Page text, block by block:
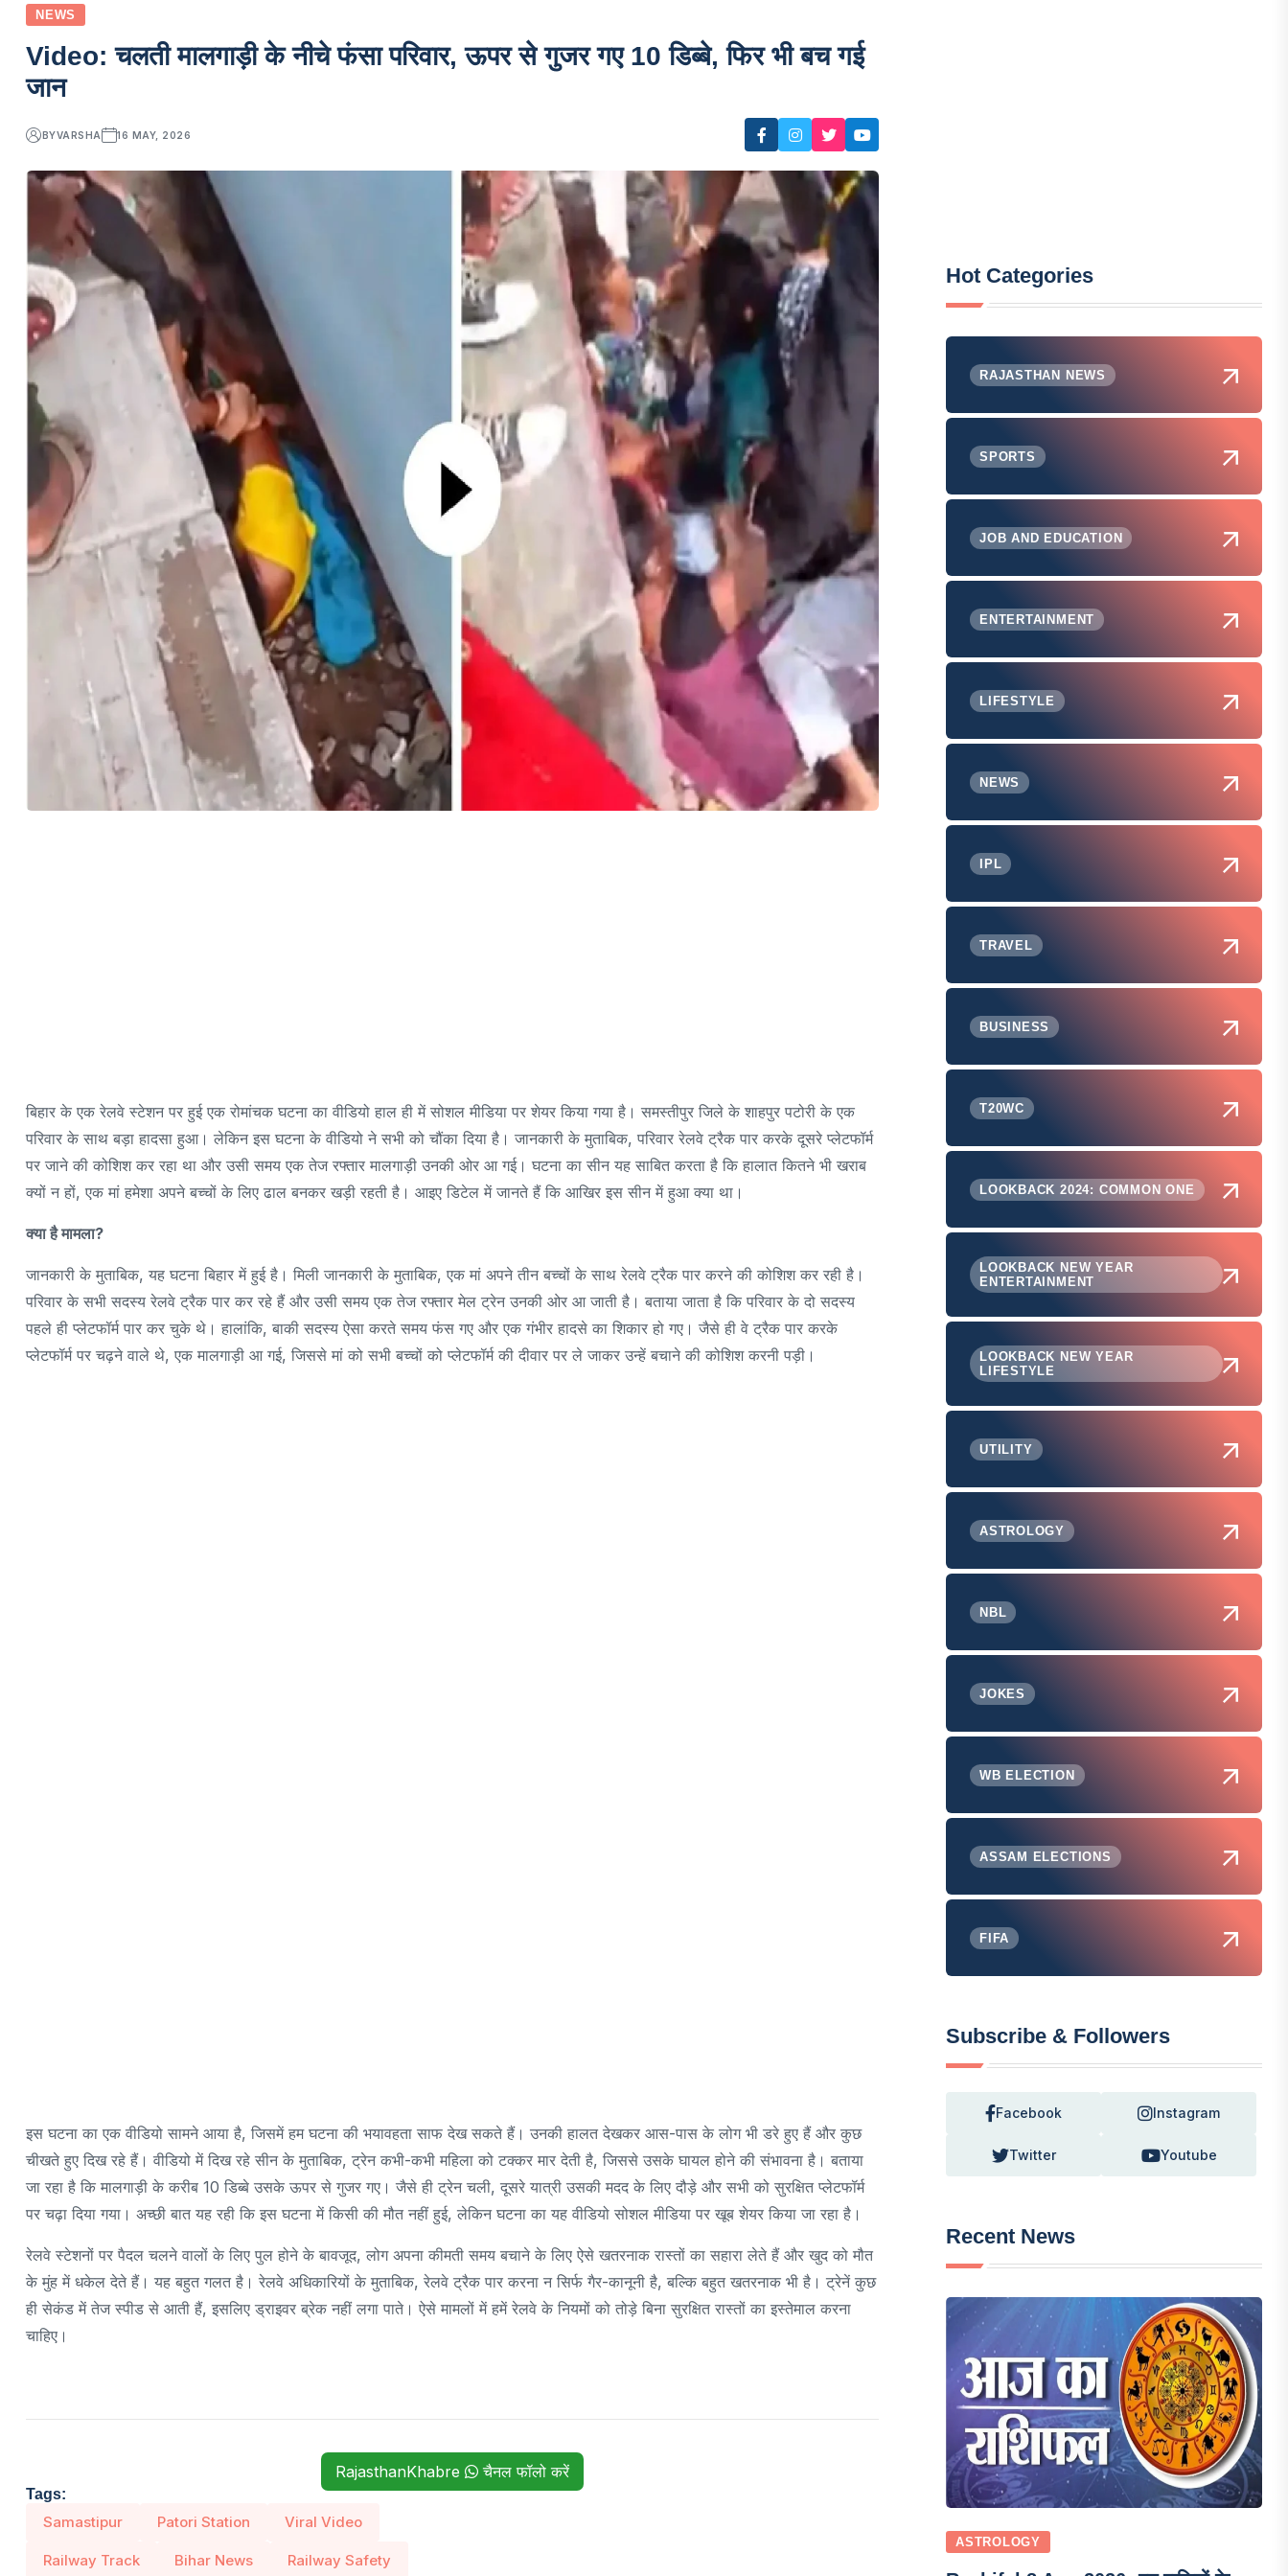
NEWS
Video: चलती मालगाड़ी के नीचे फंसा परिवार, ऊपर से गुजर गए 10 डिब्बे, फिर भी बच गई
जान
BYVARSHA 16 MAY, 2026
बिहार के एक रेलवे स्टेशन पर हुई एक रोमांचक घटना का वीडियो हाल ही में सोशल मीडिया पर शेयर किया गया है। समस्तीपुर जिले के शाहपुर पटोरी के एक
परिवार के साथ बड़ा हादसा हुआ। लेकिन इस घटना के वीडियो ने सभी को चौंका दिया है। जानकारी के मुताबिक, परिवार रेलवे ट्रैक पार करके दूसरे प्लेटफॉर्म
पर जाने की कोशिश कर रहा था और उसी समय एक तेज रफ्तार मालगाड़ी उनकी ओर आ गई। घटना का सीन यह साबित करता है कि हालात कितने भी खराब
क्यों न हों, एक मां हमेशा अपने बच्चों के लिए ढाल बनकर खड़ी रहती है। आइए डिटेल में जानते हैं कि आखिर इस सीन में हुआ क्या था।
क्या है मामला?
जानकारी के मुताबिक, यह घटना बिहार में हुई है। मिली जानकारी के मुताबिक, एक मां अपने तीन बच्चों के साथ रेलवे ट्रैक पार करने की कोशिश कर रही है।
परिवार के सभी सदस्य रेलवे ट्रैक पार कर रहे हैं और उसी समय एक तेज रफ्तार मेल ट्रेन उनकी ओर आ जाती है। बताया जाता है कि परिवार के दो सदस्य
पहले ही प्लेटफॉर्म पार कर चुके थे। हालांकि, बाकी सदस्य ऐसा करते समय फंस गए और एक गंभीर हादसे का शिकार हो गए। जैसे ही वे ट्रैक पार करके
प्लेटफॉर्म पर चढ़ने वाले थे, एक मालगाड़ी आ गई, जिससे मां को सभी बच्चों को प्लेटफॉर्म की दीवार पर ले जाकर उन्हें बचाने की कोशिश करनी पड़ी।
इस घटना का एक वीडियो सामने आया है, जिसमें हम घटना की भयावहता साफ देख सकते हैं। उनकी हालत देखकर आस-पास के लोग भी डरे हुए हैं और कुछ
चीखते हुए दिख रहे हैं। वीडियो में दिख रहे सीन के मुताबिक, ट्रेन कभी-कभी महिला को टक्कर मार देती है, जिससे उसके घायल होने की संभावना है। बताया
जा रहा है कि मालगाड़ी के करीब 10 डिब्बे उसके ऊपर से गुजर गए। जैसे ही ट्रेन चली, दूसरे यात्री उसकी मदद के लिए दौड़े और सभी को सुरक्षित प्लेटफॉर्म
पर चढ़ा दिया गया। अच्छी बात यह रही कि इस घटना में किसी की मौत नहीं हुई, लेकिन घटना का यह वीडियो सोशल मीडिया पर खूब शेयर किया जा रहा है।
रेलवे स्टेशनों पर पैदल चलने वालों के लिए पुल होने के बावजूद, लोग अपना कीमती समय बचाने के लिए ऐसे खतरनाक रास्तों का सहारा लेते हैं और खुद को मौत
के मुंह में धकेल देते हैं। यह बहुत गलत है। रेलवे अधिकारियों के मुताबिक, रेलवे ट्रैक पार करना न सिर्फ गैर-कानूनी है, बल्कि बहुत खतरनाक भी है। ट्रेनें कुछ
ही सेकंड में तेज स्पीड से आती हैं, इसलिए ड्राइवर ब्रेक नहीं लगा पाते। ऐसे मामलों में हमें रेलवे के नियमों को तोड़े बिना सुरक्षित रास्तों का इस्तेमाल करना
चाहिए।
RajasthanKhabre चैनल फॉलो करें
Tags:
Samastipur Patori Station Viral Video
Railway Track Bihar News Railway Safety
Hot Categories
RAJASTHAN NEWS
SPORTS
JOB AND EDUCATION
ENTERTAINMENT
LIFESTYLE
NEWS
IPL
TRAVEL
BUSINESS
T20WC
LOOKBACK 2024: COMMON ONE
LOOKBACK NEW YEAR
ENTERTAINMENT
LOOKBACK NEW YEAR
LIFESTYLE
UTILITY
ASTROLOGY
NBL
JOKES
WB ELECTION
ASSAM ELECTIONS
FIFA
Subscribe & Followers
Facebook Instagram
Twitter Youtube
Recent News
ASTROLOGY